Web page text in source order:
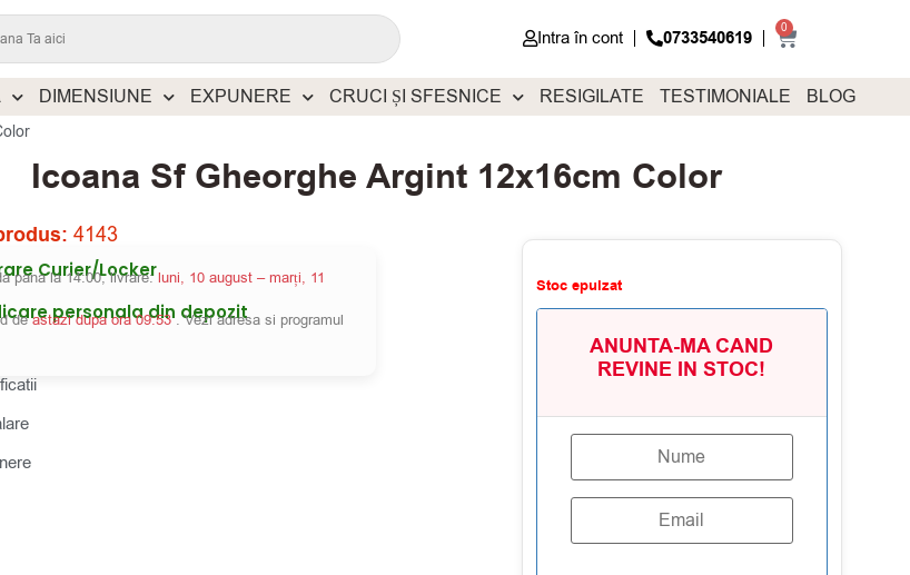
Intra în cont 0733540619 0
DIMENSIUNE EXPUNERE CRUCI ȘI SFESNICE RESIGILATE TESTIMONIALE BLOG
Icoana Sf Gheorghe Argint 12x16cm Color
4143
Curier/Locker
pana la 14:00, livrare:luni, 10 august – marți, 11
personala din depozit
deastazi dupa ora 09:53. Vezi adresa si programul
Stoc epuizat
ANUNTA-MA CAND
REVINE IN STOC!